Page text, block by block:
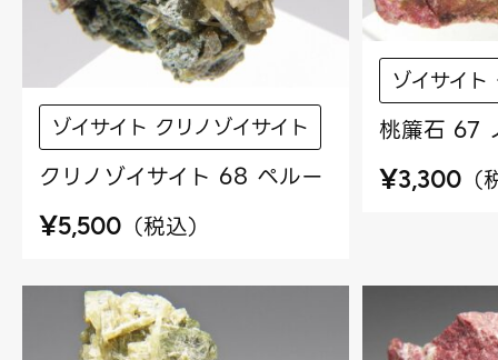
ゾイサイト クリノゾイサイト
クリノゾイサイト 68 ペルー
¥5,500 （税込）
ゾイサイト
桃簾石 67
¥3,300 （